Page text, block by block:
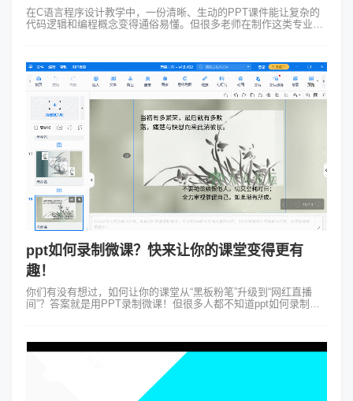
在C语言程序设计教学中，一份清晰、生动的PPT课件能让复杂的
代码逻辑和编程概念变得通俗易懂。但很多老师在制作这类专业课
ppt如何录制微课？快来让你的课堂变得更有
趣！
你们有没有想过，如何让你的课堂从“黑板粉笔”升级到“网红直播
间”？答案就是用PPT录制微课！但很多人都不知道ppt如何录制微